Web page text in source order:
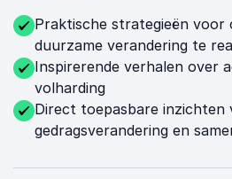
Praktische strategieën voor
duurzame verandering te
Inspirerende verhalen over
volharding
Direct toepasbare inzichten
gedragsverandering en